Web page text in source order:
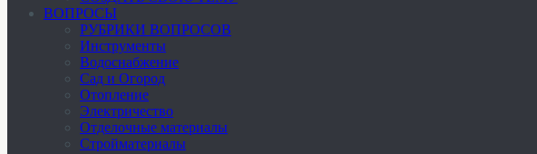
ВОПРОСЫ
РУБРИКИ ВОПРОСОВ
Инструменты
Водоснабжение
Сад и Огород
Отопление
Электричество
Отделочные материалы
Стройматериалы